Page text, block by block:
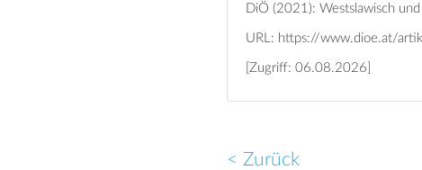
DiÖ (2021): Westslawisch
URL: https://www.dioe.at/
[Zugriff: 06.08.2026]
< Zurück